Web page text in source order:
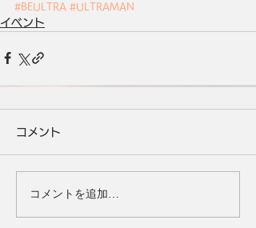
#BEULTRA #ULTRAMAN
イベント
コメント
コメントを追加…